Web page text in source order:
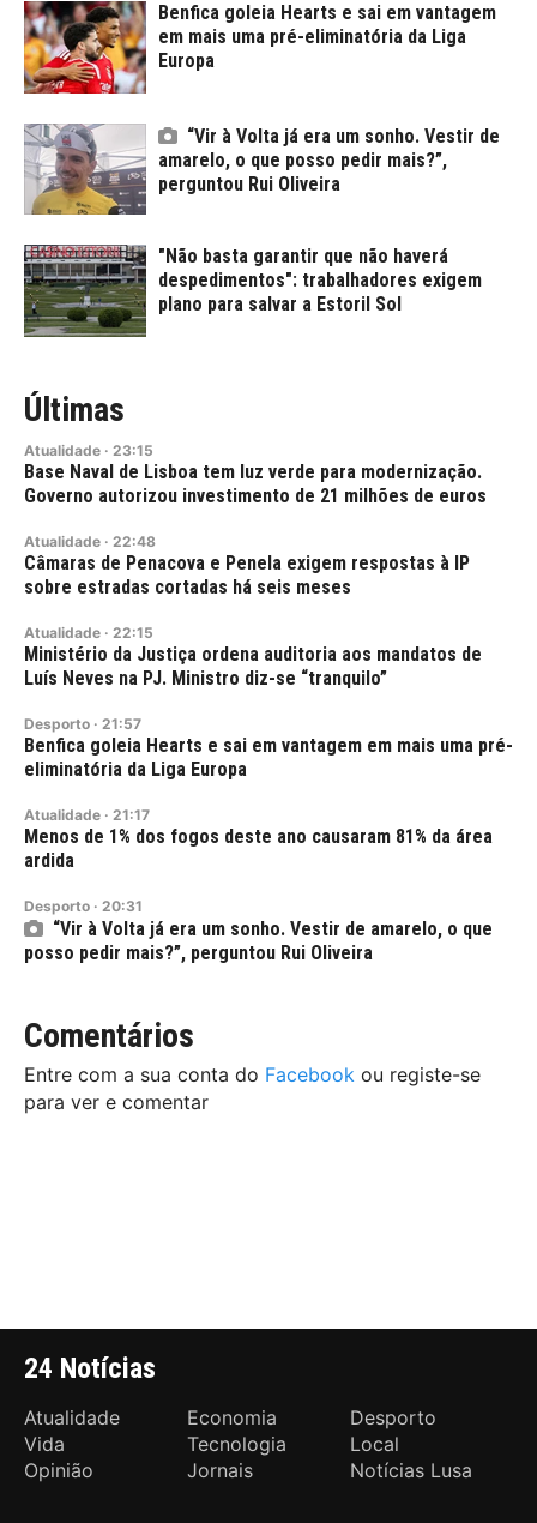
Benfica goleia Hearts e sai em vantagem
em mais uma pré-eliminatória da Liga
Europa
“Vir à Volta já era um sonho. Vestir de
amarelo, o que posso pedir mais?”,
perguntou Rui Oliveira
"Não basta garantir que não haverá
despedimentos": trabalhadores exigem
plano para salvar a Estoril Sol
Últimas
Atualidade · 23:15
Base Naval de Lisboa tem luz verde para modernização.
Governo autorizou investimento de 21 milhões de euros
Atualidade · 22:48
Câmaras de Penacova e Penela exigem respostas à IP
sobre estradas cortadas há seis meses
Atualidade · 22:15
Ministério da Justiça ordena auditoria aos mandatos de
Luís Neves na PJ. Ministro diz-se “tranquilo”
Desporto · 21:57
Benfica goleia Hearts e sai em vantagem em mais uma pré-
eliminatória da Liga Europa
Atualidade · 21:17
Menos de 1% dos fogos deste ano causaram 81% da área
ardida
Desporto · 20:31
“Vir à Volta já era um sonho. Vestir de amarelo, o que
posso pedir mais?”, perguntou Rui Oliveira
Comentários
Entre com a sua conta do Facebook ou registe-se
para ver e comentar
24 Notícias
Atualidade Economia
Desporto
Vida
Tecnologia
Local
Opinião
Jornais Notícias Lusa